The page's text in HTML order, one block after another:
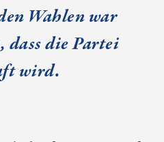
Wahlen war
dass die Partei
wird.